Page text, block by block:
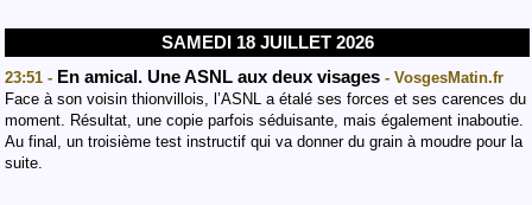
SAMEDI 18 JUILLET 2026
23:51 - En amical. Une ASNL aux deux visages - VosgesMatin.fr
Face à son voisin thionvillois, l’ASNL a étalé ses forces et ses carences du
moment. Résultat, une copie parfois séduisante, mais également inaboutie.
Au final, un troisième test instructif qui va donner du grain à moudre pour la
suite.